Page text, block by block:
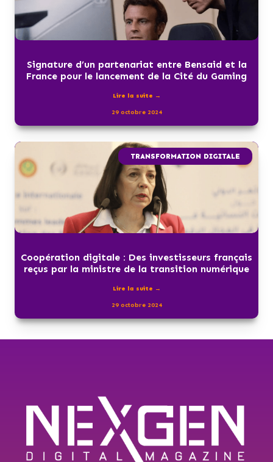
Signature d’un partenariat entre Bensaid et la
France pour le lancement de la Cité du Gaming
Lire la suite →
29 octobre 2024
TRANSFORMATION DIGITALE
Coopération digitale : Des investisseurs français
reçus par la ministre de la transition numérique
Lire la suite →
29 octobre 2024